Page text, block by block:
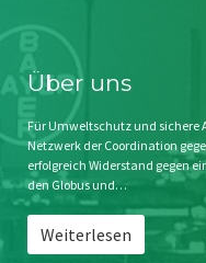
Kontakt
Impressum
Störfälle
Stichwort BAYER
Jahrestagung
SPENDEN
Über uns
Für Umweltschutz und sichere
Netzwerk der Coordination
erfolgreich Widerstand gegen
den Globus und…
Weiterlesen